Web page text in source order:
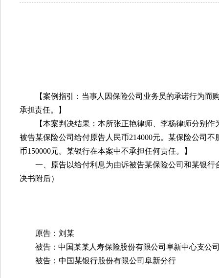
【案例指引：当事人因保险公司业务员的承诺行为而
承担责任。】
【本案判决结果：本所张正艳律师、李杨律师分别
被告某保险公司给付原告人民币214000元。某保险公司不
币150000元。某银行在本案中不承担任何责任。】
一、原告以给付利息为由诉被告某保险公司和某银
决书附后）
原告：刘某
被告：中国某某人寿保险股份有限公司阜新中心支公
被告：中国某银行股份有限公司阜新分行